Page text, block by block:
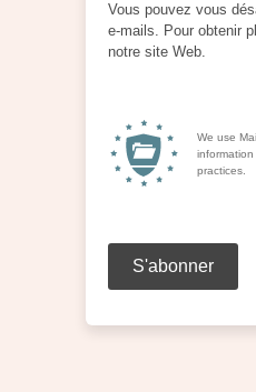
Vous pouvez vous
e-mails. Pour obtenir
notre site Web.
We use
information
practices.